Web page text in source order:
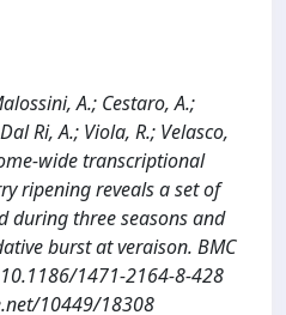
A.; Cestaro, A.;
Ri, A.; Viola, R.; Velasco,
wide transcriptional
ripening reveals a set of
during three seasons and
burst at veraison. BMC
10.1186/1471-2164-8-428
10449/18308